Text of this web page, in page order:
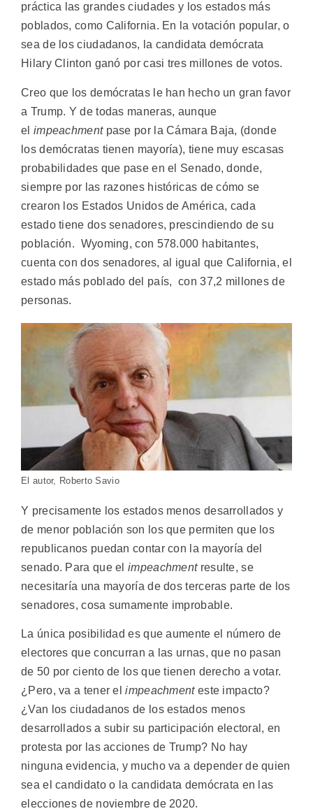
práctica las grandes ciudades y los estados más
poblados, como California. En la votación popular, o
sea de los ciudadanos, la candidata demócrata
Hilary Clinton ganó por casi tres millones de votos.
Creo que los demócratas le han hecho un gran favor
a Trump. Y de todas maneras, aunque
el impeachmentpase por la Cámara Baja, (donde
los demócratas tienen mayoría), tiene muy escasas
probabilidades que pase en el Senado, donde,
siempre por las razones históricas de cómo se
crearon los Estados Unidos de América, cada
estado tiene dos senadores, prescindiendo de su
población. Wyoming, con 578.000 habitantes,
cuenta con dos senadores, al igual que California, el
estado más poblado del país, con 37,2 millones de
personas.
El autor, Roberto Savio
Y precisamente los estados menos desarrollados y
de menor población son los que permiten que los
republicanos puedan contar con la mayoría del
senado. Para que elimpeachment resulte, se
necesitaría una mayoría de dos terceras parte de los
senadores, cosa sumamente improbable.
La única posibilidad es que aumente el número de
electores que concurran a las urnas, que no pasan
de 50 por ciento de los que tienen derecho a votar.
¿Pero, va a tener elimpeachmenteste impacto?
¿Van los ciudadanos de los estados menos
desarrollados a subir su participación electoral, en
protesta por las acciones de Trump? No hay
ninguna evidencia, y mucho va a depender de quien
sea el candidato o la candidata demócrata en las
elecciones de noviembre de 2020.